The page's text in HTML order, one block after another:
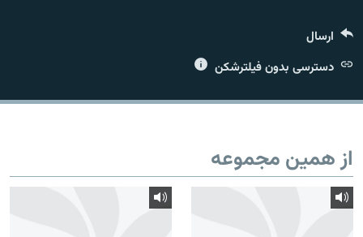
زبان‌های دیگر
ارسال
دسترسی بدون فیلترشکن
از همین مجموعه